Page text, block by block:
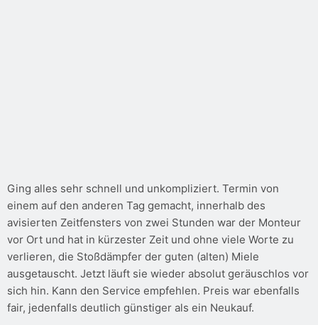
Ging alles sehr schnell und unkompliziert. Termin von
einem auf den anderen Tag gemacht, innerhalb des
avisierten Zeitfensters von zwei Stunden war der Monteur
vor Ort und hat in kürzester Zeit und ohne viele Worte zu
verlieren, die Stoßdämpfer der guten (alten) Miele
ausgetauscht. Jetzt läuft sie wieder absolut geräuschlos vor
sich hin. Kann den Service empfehlen. Preis war ebenfalls
fair, jedenfalls deutlich günstiger als ein Neukauf.